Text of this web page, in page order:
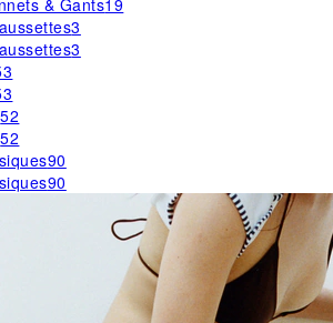
& Gants19
3
3
52
52
90
90